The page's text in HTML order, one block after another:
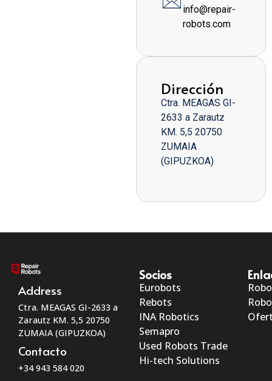
info@repair-
robots.com
Dirección
Ctra. MEAGAS GI-
2633 a Zarautz
KM. 5,5 20750
ZUMAIA
(GIPUZKOA)
Address
Ctra. MEAGAS GI-2633 a
Zarautz KM. 5,5 20750
ZUMAIA (GIPUZKOA)
Contacto
+34 943 584 020
Socios
Eurobots
Rebots
INA Robotics
Semapro
Used Robots Trade
Hi-tech Solutions